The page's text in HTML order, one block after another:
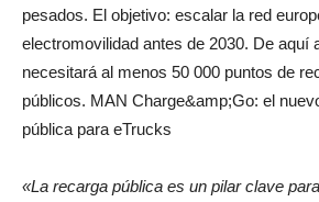
pesados. El objetivo: escalar la red
electromovilidad antes de 2030. De aquí
necesitará al menos 50 000 puntos de
públicos. MAN Charge&amp;Go: el
pública para eTrucks
«La recarga pública es un pilar clave